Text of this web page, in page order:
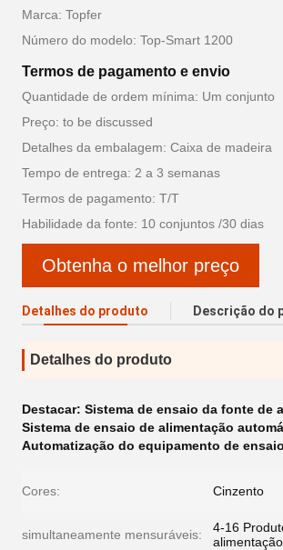
Marca: Topfer
Número do modelo: Top-Smart 1200
Termos de pagamento e envio
Quantidade de ordem mínima: Um conjunto
Preço: to be discussed
Detalhes da embalagem: Caixa de madeira
Tempo de entrega: 2 a 3 semanas
Termos de pagamento: T/T
Habilidade da fonte: 10 conjuntos /30 dias
Obtenha o melhor preço
Detalhes do produto Descrição do
Detalhes do produto
Destacar: Sistema de ensaio da fonte de
Sistema de ensaio de alimentação
Automatização do equipamento de
Cores: Cinzento
simultaneamente mensuráveis:
4-16
alimentação